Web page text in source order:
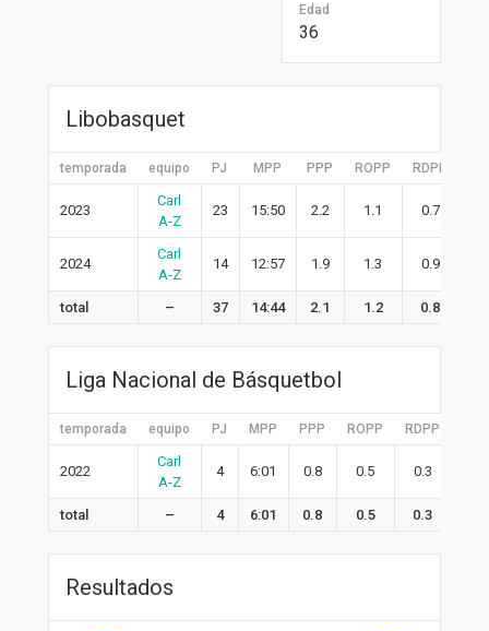
Edad
36
Libobasquet
temporada equipo PJ MPP PPP ROPP RDPP
2023
Carl
A-Z
23 15:50 2.2 1.1 0.7
2024
Carl
A-Z
14 12:57 1.9 1.3 0.9
total – 37 14:44 2.1 1.2 0.8
Liga Nacional de Básquetbol
temporada equipo PJ MPP PPP ROPP RDPP
2022
Carl
A-Z
4 6:01 0.8 0.5 0.3
total – 4 6:01 0.8 0.5 0.3
Resultados